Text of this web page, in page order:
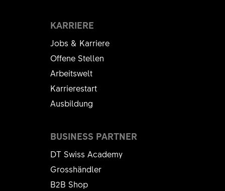
KARRIERE
Jobs & Karriere
Offene Stellen
Arbeitswelt
Karrierestart
Ausbildung
BUSINESS PARTNER
DT Swiss Academy
Grosshändler
B2B Shop